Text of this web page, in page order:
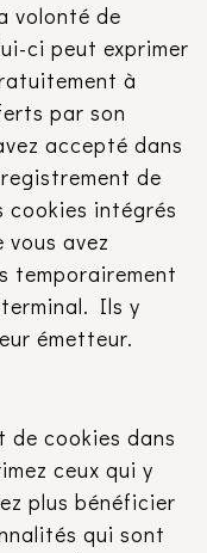
volonté de
ci peut exprimer
à
par son
accepté dans
de
cookies intégrés
avez
temporairement
Ils y
émetteur.
de cookies dans
ceux qui y
plus bénéficier
qui sont